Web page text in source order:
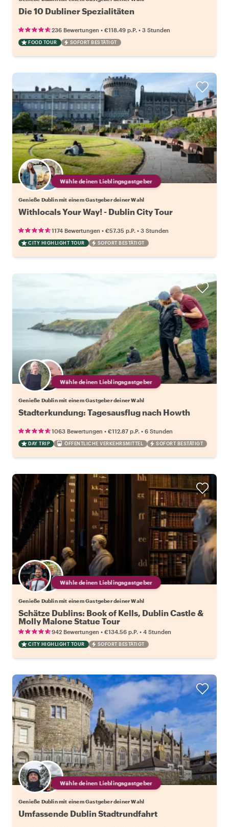
Die 10 Dubliner Spezialitäten
236 Bewertungen • €118.49 p.P. • 3 Stunden
FOOD TOUR SOFORT BESTÄTIGT
Wähle deinen Lieblingsgastgeber
Genieße Dublin mit einem Gastgeber deiner Wahl
Withlocals Your Way! - Dublin City Tour
1174 Bewertungen • €57.35 p.P. • 3 Stunden
CITY HIGHLIGHT TOUR SOFORT BESTÄTIGT
Wähle deinen Lieblingsgastgeber
Genieße Dublin mit einem Gastgeber deiner Wahl
Stadterkundung: Tagesausflug nach Howth
1063 Bewertungen • €112.87 p.P. • 6 Stunden
DAY TRIP ÖFFENTLICHE VERKEHRSMITTEL SOFORT BESTÄTIGT
Wähle deinen Lieblingsgastgeber
Genieße Dublin mit einem Gastgeber deiner Wahl
Schätze Dublins: Book of Kells, Dublin Castle &
Molly Malone Statue Tour
942 Bewertungen • €134.56 p.P. • 4 Stunden
CITY HIGHLIGHT TOUR SOFORT BESTÄTIGT
Wähle deinen Lieblingsgastgeber
Genieße Dublin mit einem Gastgeber deiner Wahl
Umfassende Dublin Stadtrundfahrt